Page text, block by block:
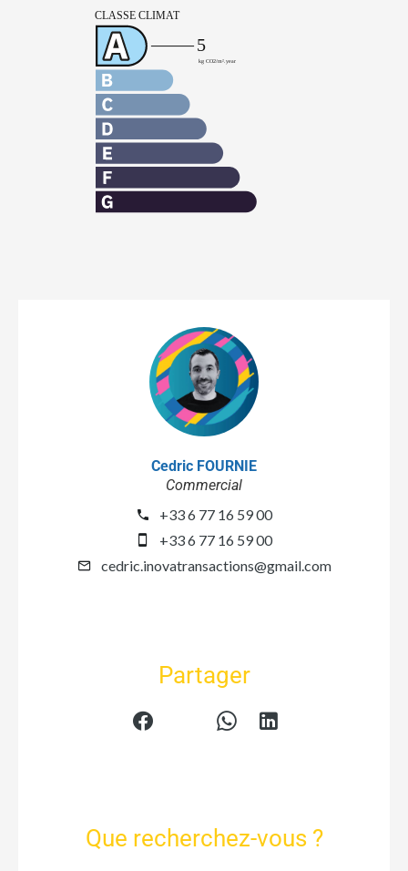
Cedric FOURNIE
Commercial
+33 6 77 16 59 00
+33 6 77 16 59 00
cedric.inovatransactions@gmail.com
Partager
Que recherchez-vous ?